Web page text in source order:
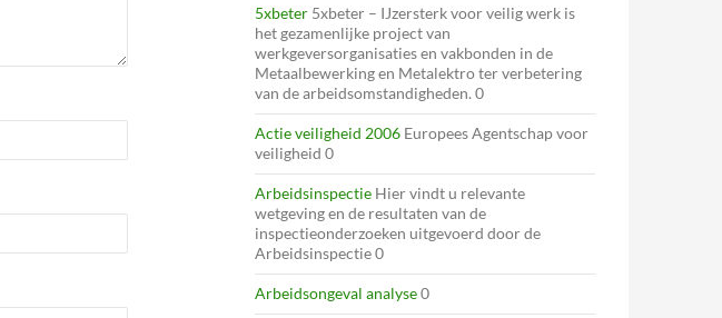
5xbeter 5xbeter – IJzersterk voor veilig werk is
het gezamenlijke project van
werkgeversorganisaties en vakbonden in de
Metaalbewerking en Metalektro ter verbetering
van de arbeidsomstandigheden. 0
Actie veiligheid 2006 Europees Agentschap voor
veiligheid 0
Arbeidsinspectie Hier vindt u relevante
wetgeving en de resultaten van de
inspectieonderzoeken uitgevoerd door de
Arbeidsinspectie 0
Arbeidsongeval analyse0